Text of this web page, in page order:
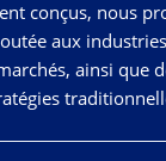
conçus, nous
aux
ainsi que